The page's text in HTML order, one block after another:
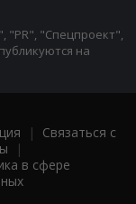
"PR", "Спецпроект",
на
| Связаться с
|
в сфере